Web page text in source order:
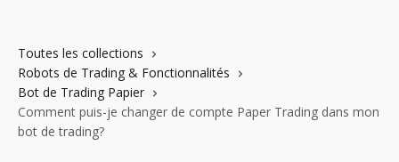
Toutes les collections
Robots de Trading & Fonctionnalités
Bot de Trading Papier
Comment puis-je changer de compte Paper Trading dans mon
bot de trading?